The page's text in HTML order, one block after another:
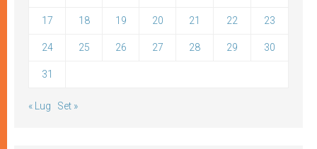
17 18 19 20 21 22 23
24 25 26 27 28 29 30
31
« Lug Set »